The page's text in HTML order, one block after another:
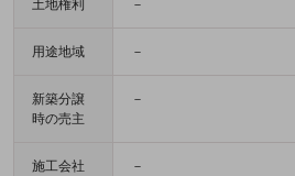
土地権利 －
用途地域 －
新築分譲
時の売主
－
施工会社 －